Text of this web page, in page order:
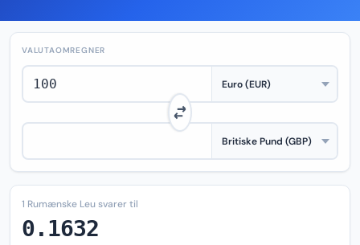
VALUTAOMREGNER
1 Rumænske Leu svarer til
0.1632